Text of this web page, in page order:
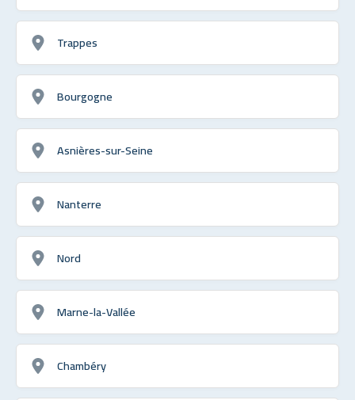
Trappes
Bourgogne
Asnières-sur-Seine
Nanterre
Nord
Marne-la-Vallée
Chambéry